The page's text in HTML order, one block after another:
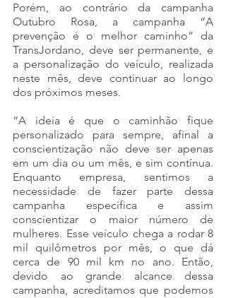
Porém, ao contrário da campanha
Outubro Rosa, a campanha “A
prevenção é o melhor caminho” da
TransJordano, deve ser permanente, e
a personalização do veículo, realizada
neste mês, deve continuar ao longo
dos próximos meses.
“A ideia é que o caminhão fique
personalizado para sempre, afinal a
conscientização não deve ser apenas
em um dia ou um mês, e sim contínua.
Enquanto empresa, sentimos a
necessidade de fazer parte dessa
campanha específica e assim
conscientizar o maior número de
mulheres. Esse veículo chega a rodar 8
mil quilômetros por mês, o que dá
cerca de 90 mil km no ano. Então,
devido ao grande alcance dessa
campanha, acreditamos que podemos